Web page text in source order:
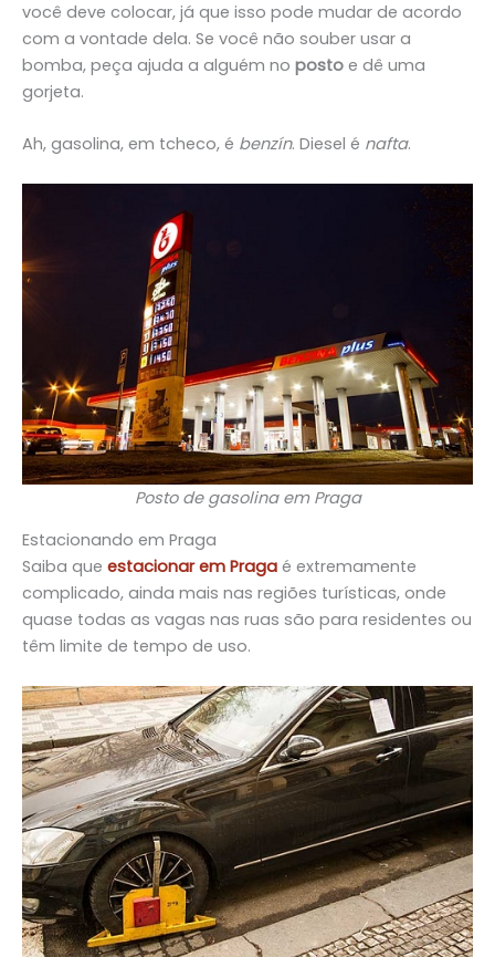
você deve colocar, já que isso pode mudar de acordo
com a vontade dela. Se você não souber usar a
bomba, peça ajuda a alguém no posto e dê uma
gorjeta.
Ah, gasolina, em tcheco, é benzín. Diesel é nafta.
Posto de gasolina em Praga
Estacionando em Praga
Saiba que estacionar em Praga é extremamente
complicado, ainda mais nas regiões turísticas, onde
quase todas as vagas nas ruas são para residentes ou
têm limite de tempo de uso.